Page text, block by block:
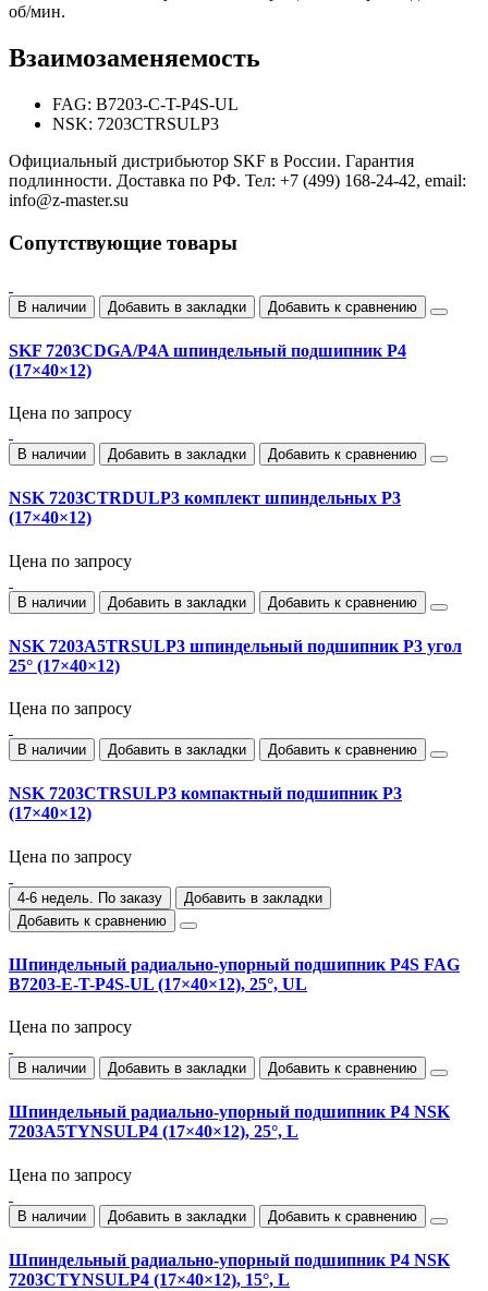
об/мин.
Взаимозаменяемость
FAG: B7203-C-T-P4S-UL
NSK: 7203CTRSULP3
Официальный дистрибьютор SKF в России. Гарантия
подлинности. Доставка по РФ. Тел: +7 (499) 168-24-42, email:
info@z-master.su
Сопутствующие товары
В наличии Добавить в закладки Добавить к сравнению
SKF 7203CDGA/P4A шпиндельный подшипник P4
(17×40×12)
Цена по запросу
В наличии Добавить в закладки Добавить к сравнению
NSK 7203CTRDULP3 комплект шпиндельных P3
(17×40×12)
Цена по запросу
В наличии Добавить в закладки Добавить к сравнению
NSK 7203A5TRSULP3 шпиндельный подшипник P3 угол
25° (17×40×12)
Цена по запросу
В наличии Добавить в закладки Добавить к сравнению
NSK 7203CTRSULP3 компактный подшипник P3
(17×40×12)
Цена по запросу
4-6 недель. По заказу
Добавить в закладки
Добавить к сравнению
Шпиндельный радиально‑упорный подшипник P4S FAG
B7203-E-T-P4S-UL (17×40×12), 25°, UL
Цена по запросу
В наличии Добавить в закладки Добавить к сравнению
Шпиндельный радиально‑упорный подшипник P4 NSK
7203A5TYNSULP4 (17×40×12), 25°, L
Цена по запросу
В наличии Добавить в закладки Добавить к сравнению
Шпиндельный радиально‑упорный подшипник P4 NSK
7203CTYNSULP4 (17×40×12), 15°, L